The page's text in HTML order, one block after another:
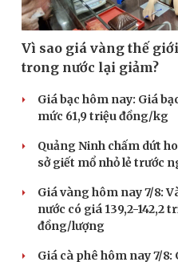
Vì sao giá vàng thế
trong nước lại giảm?
Giá bạc hôm nay: Giá
mức 61,9 triệu đồng/kg
Quảng Ninh chấm dứt
sở giết mổ nhỏ lẻ trước
Giá vàng hôm nay 7/8:
nước có giá 139,2-142,2
đồng/lượng
Giá cà phê hôm nay 7/8: